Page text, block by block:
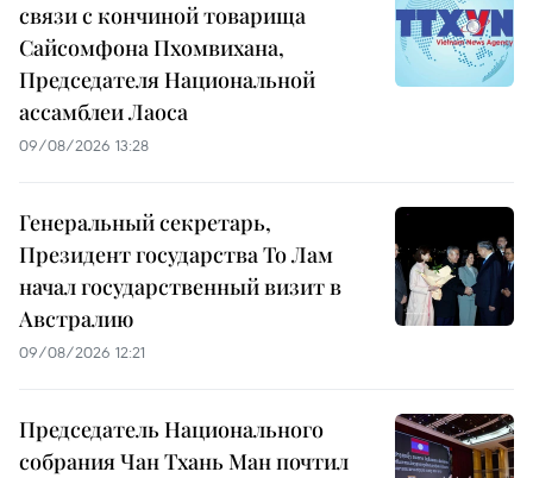
связи с кончиной товарища
Сайсомфона Пхомвихана,
Председателя Национальной
ассамблеи Лаоса
09/08/2026 13:28
Генеральный секретарь,
Президент государства То Лам
начал государственный визит в
Австралию
09/08/2026 12:21
Председатель Национального
собрания Чан Тхань Ман почтил